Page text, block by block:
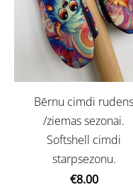
Bērnu cimdi rudens
/ziemas sezonai.
Softshell cimdi
starpsezonu.
€8.00